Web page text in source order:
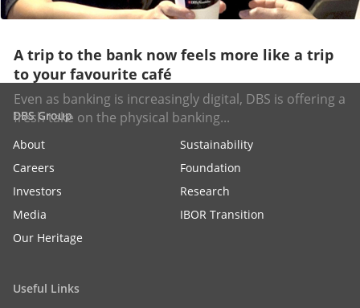
A trip to the bank now feels more like a trip
to your favourite café
Even as banking is increasingly digital, DBS is offering a
fresh take on the physical banking...
DBS Group
About
Sustainability
Careers
Foundation
Investors
Research
Media
IBOR Transition
Our Heritage
Useful Links